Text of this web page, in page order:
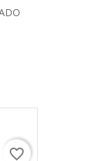
favorite_border